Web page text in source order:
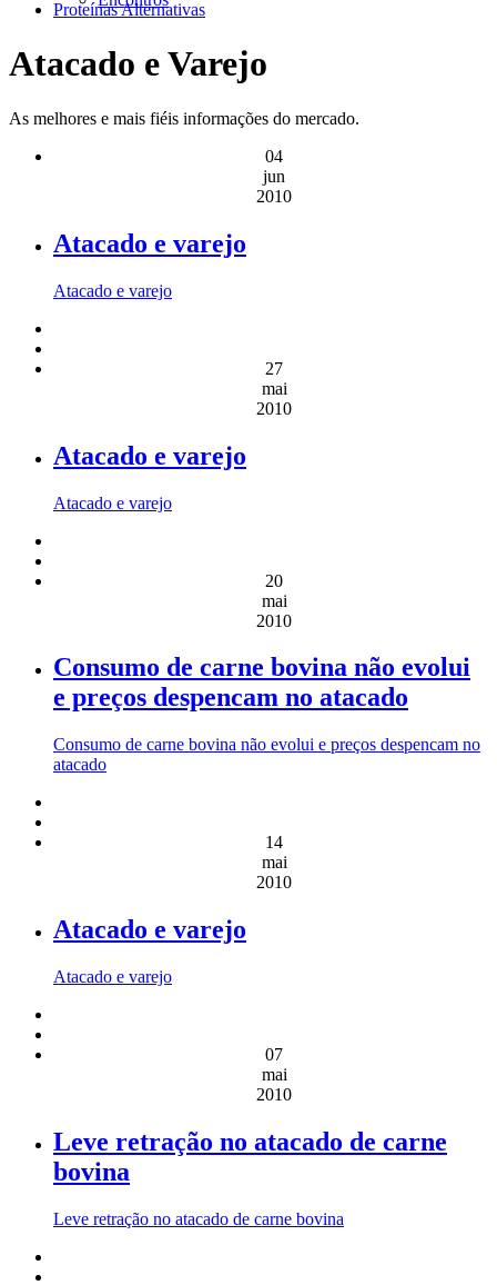
Proteínas Alternativas
Atacado e Varejo
As melhores e mais fiéis informações do mercado.
04
jun
2010
Atacado e varejo
Atacado e varejo
27
mai
2010
Atacado e varejo
Atacado e varejo
20
mai
2010
Consumo de carne bovina não evolui
e preços despencam no atacado
Consumo de carne bovina não evolui e preços despencam no
atacado
14
mai
2010
Atacado e varejo
Atacado e varejo
07
mai
2010
Leve retração no atacado de carne
bovina
Leve retração no atacado de carne bovina